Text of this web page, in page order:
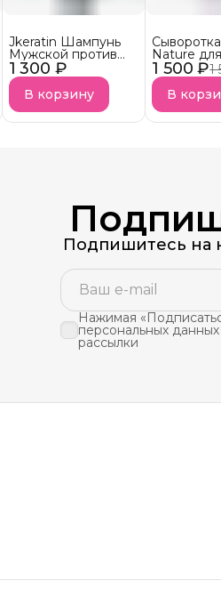
1 300 ₽
Jkeratin Шампунь
Мужской против
выпадения волос
JMan СКОРО В
НАЛИЧИИ!
В корзину
1 500 ₽1
Nature
волос
В
Подпишитесь на
Нажимая
персональных
рассылки